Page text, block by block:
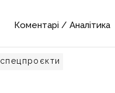
Коментарі / Аналітика
спецпроєкти